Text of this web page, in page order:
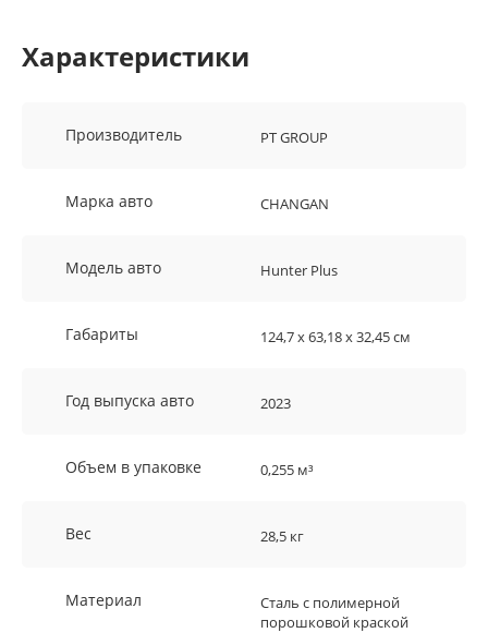
Характеристики
Производитель PT GROUP
Марка авто CHANGAN
Модель авто Hunter Plus
Габариты 124,7 х 63,18 х 32,45 см
Год выпуска авто 2023
Объем в упаковке 0,255 м³
Вес 28,5 кг
Материал
Сталь с полимерной
порошковой краской